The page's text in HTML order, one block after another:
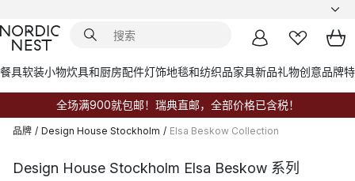
餐具软装小物炊具和厨房配件灯饰地毯和纺织品家具新品礼物创意品牌
全场满900就包邮！瑞典直邮，全部价格已含税！
品牌 / Design House Stockholm / Elsa Beskow Collection
Design House Stockholm Elsa Beskow 系列